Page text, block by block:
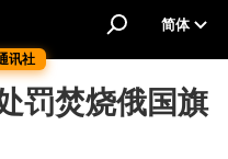
讯社
简体
罚焚烧俄国旗